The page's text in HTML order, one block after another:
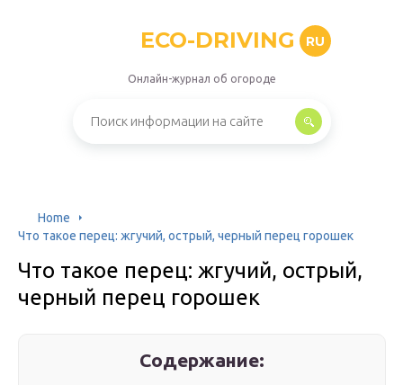
ECO-DRIVING RU
Онлайн-журнал об огороде
Home
Что такое перец: жгучий, острый, черный перец горошек
Что такое перец: жгучий, острый,
черный перец горошек
Содержание: